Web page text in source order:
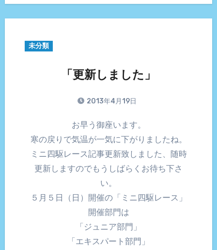
未分類
「更新しました」
2013年4月19日
お早う御座います。
寒の戻りで気温が一気に下がりましたね。
ミニ四駆レース記事更新致しました、随時
更新しますのでもうしばらくお待ち下さ
い。
５月５日（日）開催の「ミニ四駆レース」
開催部門は
「ジュニア部門」
「エキスパート部門」